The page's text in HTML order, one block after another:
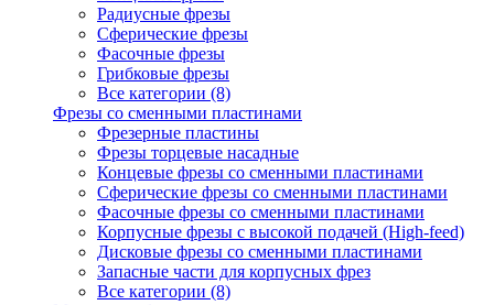
Радиусные фрезы
Сферические фрезы
Фасочные фрезы
Грибковые фрезы
Все категории (8)
Фрезы со сменными пластинами
Фрезерные пластины
Фрезы торцевые насадные
Концевые фрезы со сменными пластинами
Сферические фрезы со сменными пластинами
Фасочные фрезы со сменными пластинами
Корпусные фрезы с высокой подачей (High-feed)
Дисковые фрезы со сменными пластинами
Запасные части для корпусных фрез
Все категории (8)